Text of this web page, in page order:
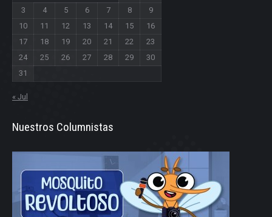
3
4 5 6 7 8
9
10
11 12 13 14 15
16
17
18 19 20 21 22
23
24
25 26 27 28 29
30
31
« Jul
Nuestros Columnistas